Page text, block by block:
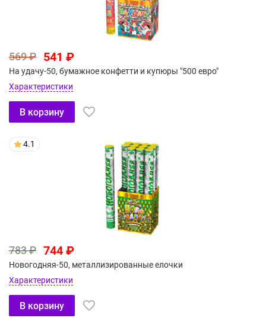
569 ₽ 541 ₽
На удачу-50, бумажное конфетти и купюры "500 евро"
Характеристики
В корзину
4.1
783 ₽ 744 ₽
Новогодняя-50, металлизированные елочки
Характеристики
В корзину